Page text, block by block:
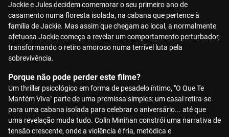
Jackie e Jules decidem comemorar o seu primeiro ano de
casamento numa floresta isolada, na cabana que pertence à
família de Jackie. Mas assim que chegam ao local, a normalmente
afetuosa Jackie começa a revelar um comportamento perturbador,
transformando o retiro amoroso numa terrível luta pela
sobrevivência.
Porque não pode perder este filme?
Um thriller psicológico em forma de pesadelo íntimo, "O Que Te
Mantém Viva" parte de uma premissa simples: um casal retira-se
para uma cabana isolada para celebrar o aniversário... até que
uma revelação muda tudo. Colin Minihan constrói uma narrativa de
tensão crescente, onde a violência é fria, metódica e